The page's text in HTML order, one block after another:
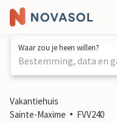
Waar zou je heen willen?
Bestemming, data en
1 / 25
Vakantiehuis
Sainte-Maxime
FVV240